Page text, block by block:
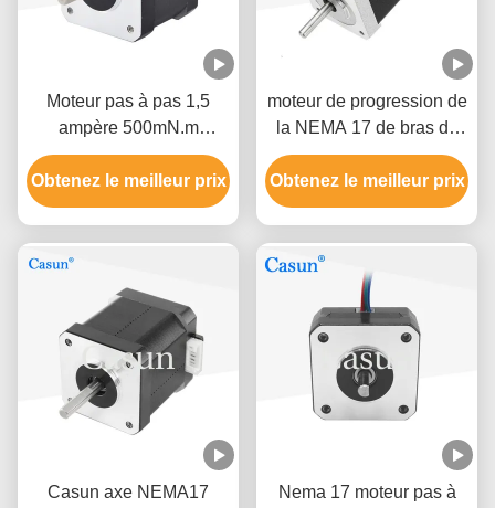
Moteur pas à pas 1,5
ampère 500mN.m
42×42×40 mm NEMA 17
avec ISO CE
Obtenez le meilleur prix
moteur de progression de
la NEMA 17 de bras du
robot 1.2A 1,8 degrés
haute précision de 2
phases
Obtenez le meilleur prix
Casun axe NEMA17
Nema 17 moteur pas à